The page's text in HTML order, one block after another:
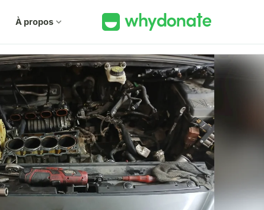
À propos expand_more